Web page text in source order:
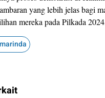
yang lebih jelas bagi
mereka pada Pilkada